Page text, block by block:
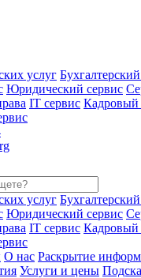
услуг
Юридический сервис
IT сервис Кадровый
услуг
Юридический сервис
IT сервис Кадровый
О нас Раскрытие
Услуги и цены